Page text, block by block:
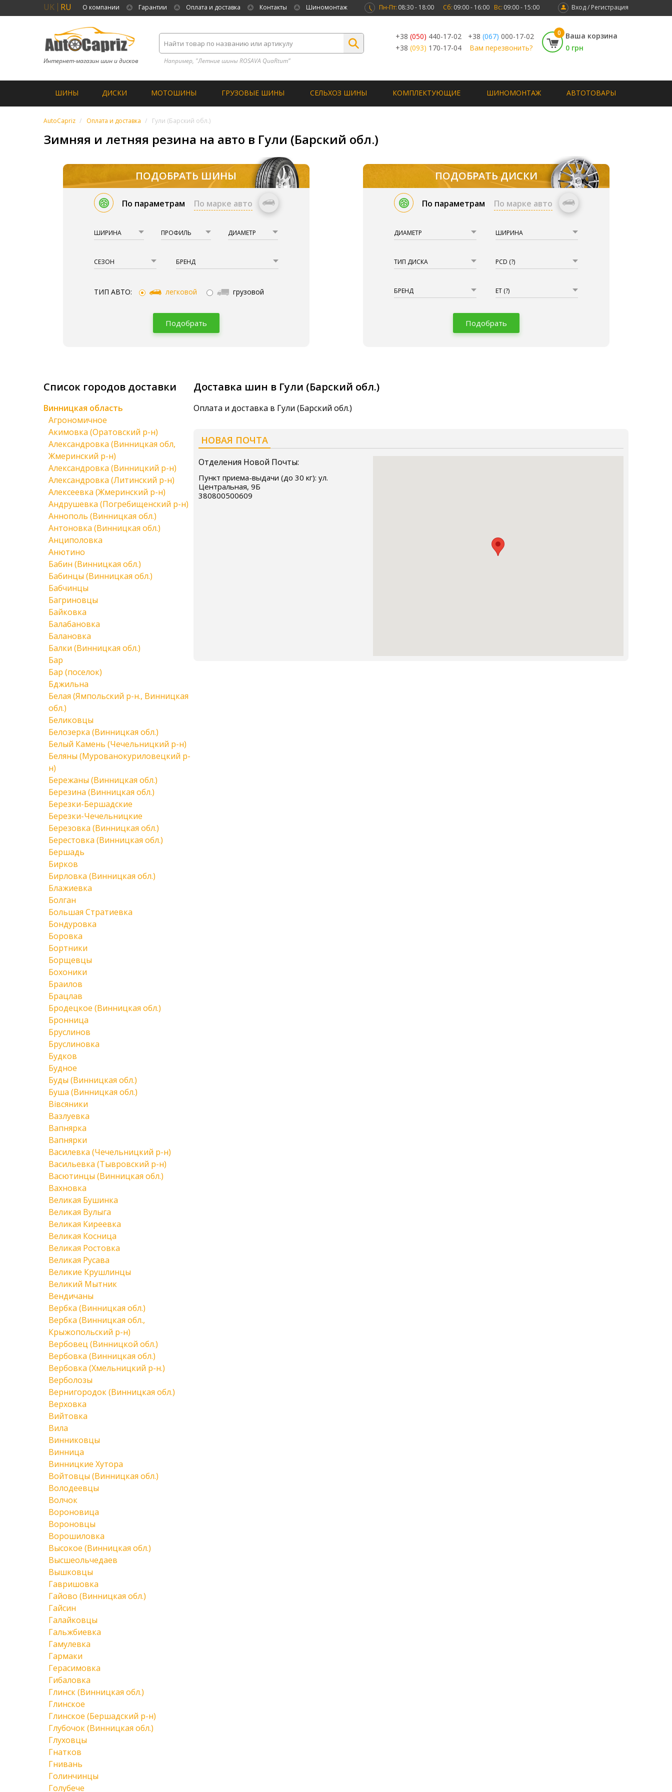
UK RU О компании Гарантии Оплата и доставка Контакты Шиномонтаж Вход / Регистрация
Пн-Пт: 08:30 - 18:00 Сб: 09:00 - 16:00 Вс: 09:00 - 15:00
Интернет-магазин шин и дисков Например, "Летние шины ROSAVA QuaRtum”
+38 (050) 440-17-02 +38 (067) 000-17-02
+38 (093) 170-17-04 Вам перезвонить?
0
Ваша корзина
0 грн
ШИНЫ ДИСКИ МОТОШИНЫ ГРУЗОВЫЕ ШИНЫ СЕЛЬХОЗ ШИНЫ КОМПЛЕКТУЮЩИЕ ШИНОМОНТАЖ АВТОТОВАРЫ
AutoCapriz Оплата и доставка Гули (Барский обл.)
Зимняя и летняя резина на авто в Гули (Барский обл.)
ПОДОБРАТЬ ШИНЫ
По параметрам По марке авто
ШИРИНА ПРОФИЛЬ ДИАМЕТР
СЕЗОН БРЕНД
ТИП АВТО: легковой грузовой
Подобрать
ПОДОБРАТЬ ДИСКИ
По параметрам По марке авто
ДИАМЕТР ШИРИНА
ТИП ДИСКА PCD (?)
БРЕНД ET (?)
Подобрать
Доставка шин в Гули (Барский обл.)
Оплата и доставка в Гули (Барский обл.)
НОВАЯ ПОЧТА
Отделения Новой Почты:
Пункт приема-выдачи (до 30 кг): ул.
Центральная, 9Б
380800500609
Список городов доставки
Винницкая область
Агрономичное
Акимовка (Оратовский р-н)
Александровка (Винницкая обл,
Жмеринский р-н)
Александровка (Винницкий р-н)
Александровка (Литинский р-н)
Алексеевка (Жмеринский р-н)
Андрушевка (Погребищенский р-н)
Аннополь (Винницкая обл.)
Антоновка (Винницкая обл.)
Анциполовка
Анютино
Бабин (Винницкая обл.)
Бабинцы (Винницкая обл.)
Бабчинцы
Багриновцы
Байковка
Балабановка
Балановка
Балки (Винницкая обл.)
Бар
Бар (поселок)
Бджильна
Белая (Ямпольский р-н., Винницкая
обл.)
Беликовцы
Белозерка (Винницкая обл.)
Белый Камень (Чечельницкий р-н)
Беляны (Мурованокуриловецкий р-
н)
Бережаны (Винницкая обл.)
Березина (Винницкая обл.)
Березки-Бершадские
Березки-Чечельницкие
Березовка (Винницкая обл.)
Берестовка (Винницкая обл.)
Бершадь
Бирков
Бирловка (Винницкая обл.)
Блажиевка
Болган
Большая Стратиевка
Бондуровка
Боровка
Бортники
Борщевцы
Бохоники
Браилов
Брацлав
Бродецкое (Винницкая обл.)
Бронница
Бруслинов
Бруслиновка
Будков
Будное
Буды (Винницкая обл.)
Буша (Винницкая обл.)
Вівсяники
Вазлуевка
Вапнярка
Вапнярки
Василевка (Чечельницкий р-н)
Васильевка (Тывровский р-н)
Васютинцы (Винницкая обл.)
Вахновка
Великая Бушинка
Великая Вулыга
Великая Киреевка
Великая Косница
Великая Ростовка
Великая Русава
Великие Крушлинцы
Великий Мытник
Вендичаны
Вербка (Винницкая обл.)
Вербка (Винницкая обл.,
Крыжопольский р-н)
Вербовец (Винницкой обл.)
Вербовка (Винницкая обл.)
Вербовка (Хмельницкий р-н.)
Верболозы
Вернигородок (Винницкая обл.)
Верховка
Вийтовка
Вила
Винниковцы
Винница
Винницкие Хутора
Войтовцы (Винницкая обл.)
Володеевцы
Волчок
Вороновица
Вороновцы
Ворошиловка
Высокое (Винницкая обл.)
Высшеольчедаев
Вышковцы
Гавришовка
Гайово (Винницкая обл.)
Гайсин
Галайковцы
Гальжбиевка
Гамулевка
Гармаки
Герасимовка
Гибаловка
Глинск (Винницкая обл.)
Глинское
Глинское (Бершадский р-н)
Глубочок (Винницкая обл.)
Глуховцы
Гнатков
Гнивань
Голинчинцы
Голубече